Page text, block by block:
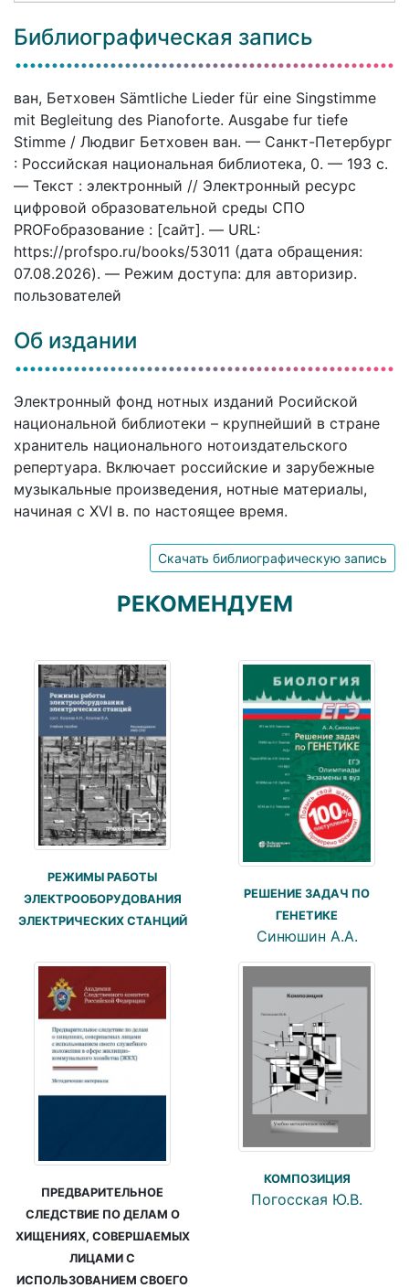
Библиографическая запись
ван, Бетховен Sämtliche Lieder für eine Singstimme
mit Begleitung des Pianoforte. Ausgabe fur tiefe
Stimme / Людвиг Бетховен ван. — Санкт-Петербург
: Российская национальная библиотека, 0. — 193 c.
— Текст : электронный // Электронный ресурс
цифровой образовательной среды СПО
PROFобразование : [сайт]. — URL:
https://profspo.ru/books/53011 (дата обращения:
07.08.2026). — Режим доступа: для авторизир.
пользователей
Об издании
Электронный фонд нотных изданий Росийской
национальной библиотеки – крупнейший в стране
хранитель национального нотоиздательского
репертуара. Включает российские и зарубежные
музыкальные произведения, нотные материалы,
начиная с XVI в. по настоящее время.
Скачать библиографическую запись
РЕКОМЕНДУЕМ
РЕЖИМЫ РАБОТЫ
ЭЛЕКТРООБОРУДОВАНИЯ
ЭЛЕКТРИЧЕСКИХ СТАНЦИЙ
РЕШЕНИЕ ЗАДАЧ ПО
ГЕНЕТИКЕ
Синюшин А.А.
ПРЕДВАРИТЕЛЬНОЕ
СЛЕДСТВИЕ ПО ДЕЛАМ О
ХИЩЕНИЯХ, СОВЕРШАЕМЫХ
ЛИЦАМИ С
ИСПОЛЬЗОВАНИЕМ СВОЕГО
КОМПОЗИЦИЯ
Погосская Ю.В.